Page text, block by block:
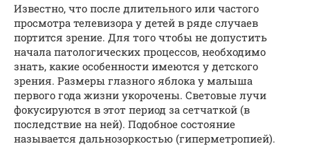
Известно, что после длительного или частого
просмотра телевизора у детей в ряде случаев
портится зрение. Для того чтобы не допустить
начала патологических процессов, необходимо
знать, какие особенности имеются у детского
зрения. Размеры глазного яблока у малыша
первого года жизни укорочены. Световые лучи
фокусируются в этот период за сетчаткой (в
последствие на ней). Подобное состояние
называется дальнозоркостью (гиперметропией).